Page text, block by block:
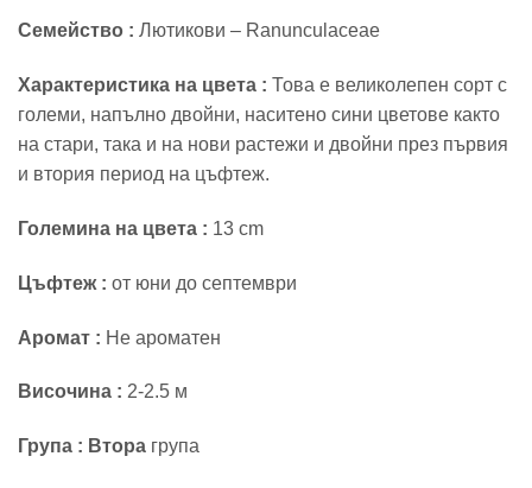
Семейство : Лютикови – Ranunculaceae
Характеристика на цвета : Това е великолепен сорт с
големи, напълно двойни, наситено сини цветове както
на стари, така и на нови растежи и двойни през първия
и втория период на цъфтеж.
Големина на цвета : 13 cm
Цъфтеж : от юни до септември
Aромат : Не ароматен
Височина : 2-2.5 м
Група : Втора група